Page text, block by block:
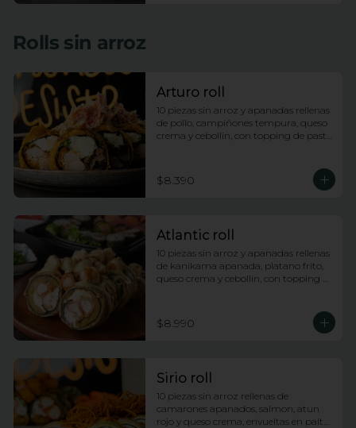
Rolls sin arroz
Arturo roll
10 piezas sin arroz y apanadas rellenas
de pollo, campiñones tempura, queso
crema y cebollin, con topping de pasta
$8.390
Atlantic roll
10 piezas sin arroz y apanadas rellenas
de kanikama apanada, platano frito,
queso crema y cebollin, con topping
$8.990
Sirio roll
10 piezas sin arroz rellenas de
camarones apanados, salmon, atun
rojo y queso crema, envueltas en palta,